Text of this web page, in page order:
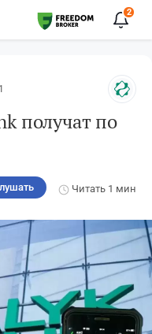
2
получат по
Читать 1 мин